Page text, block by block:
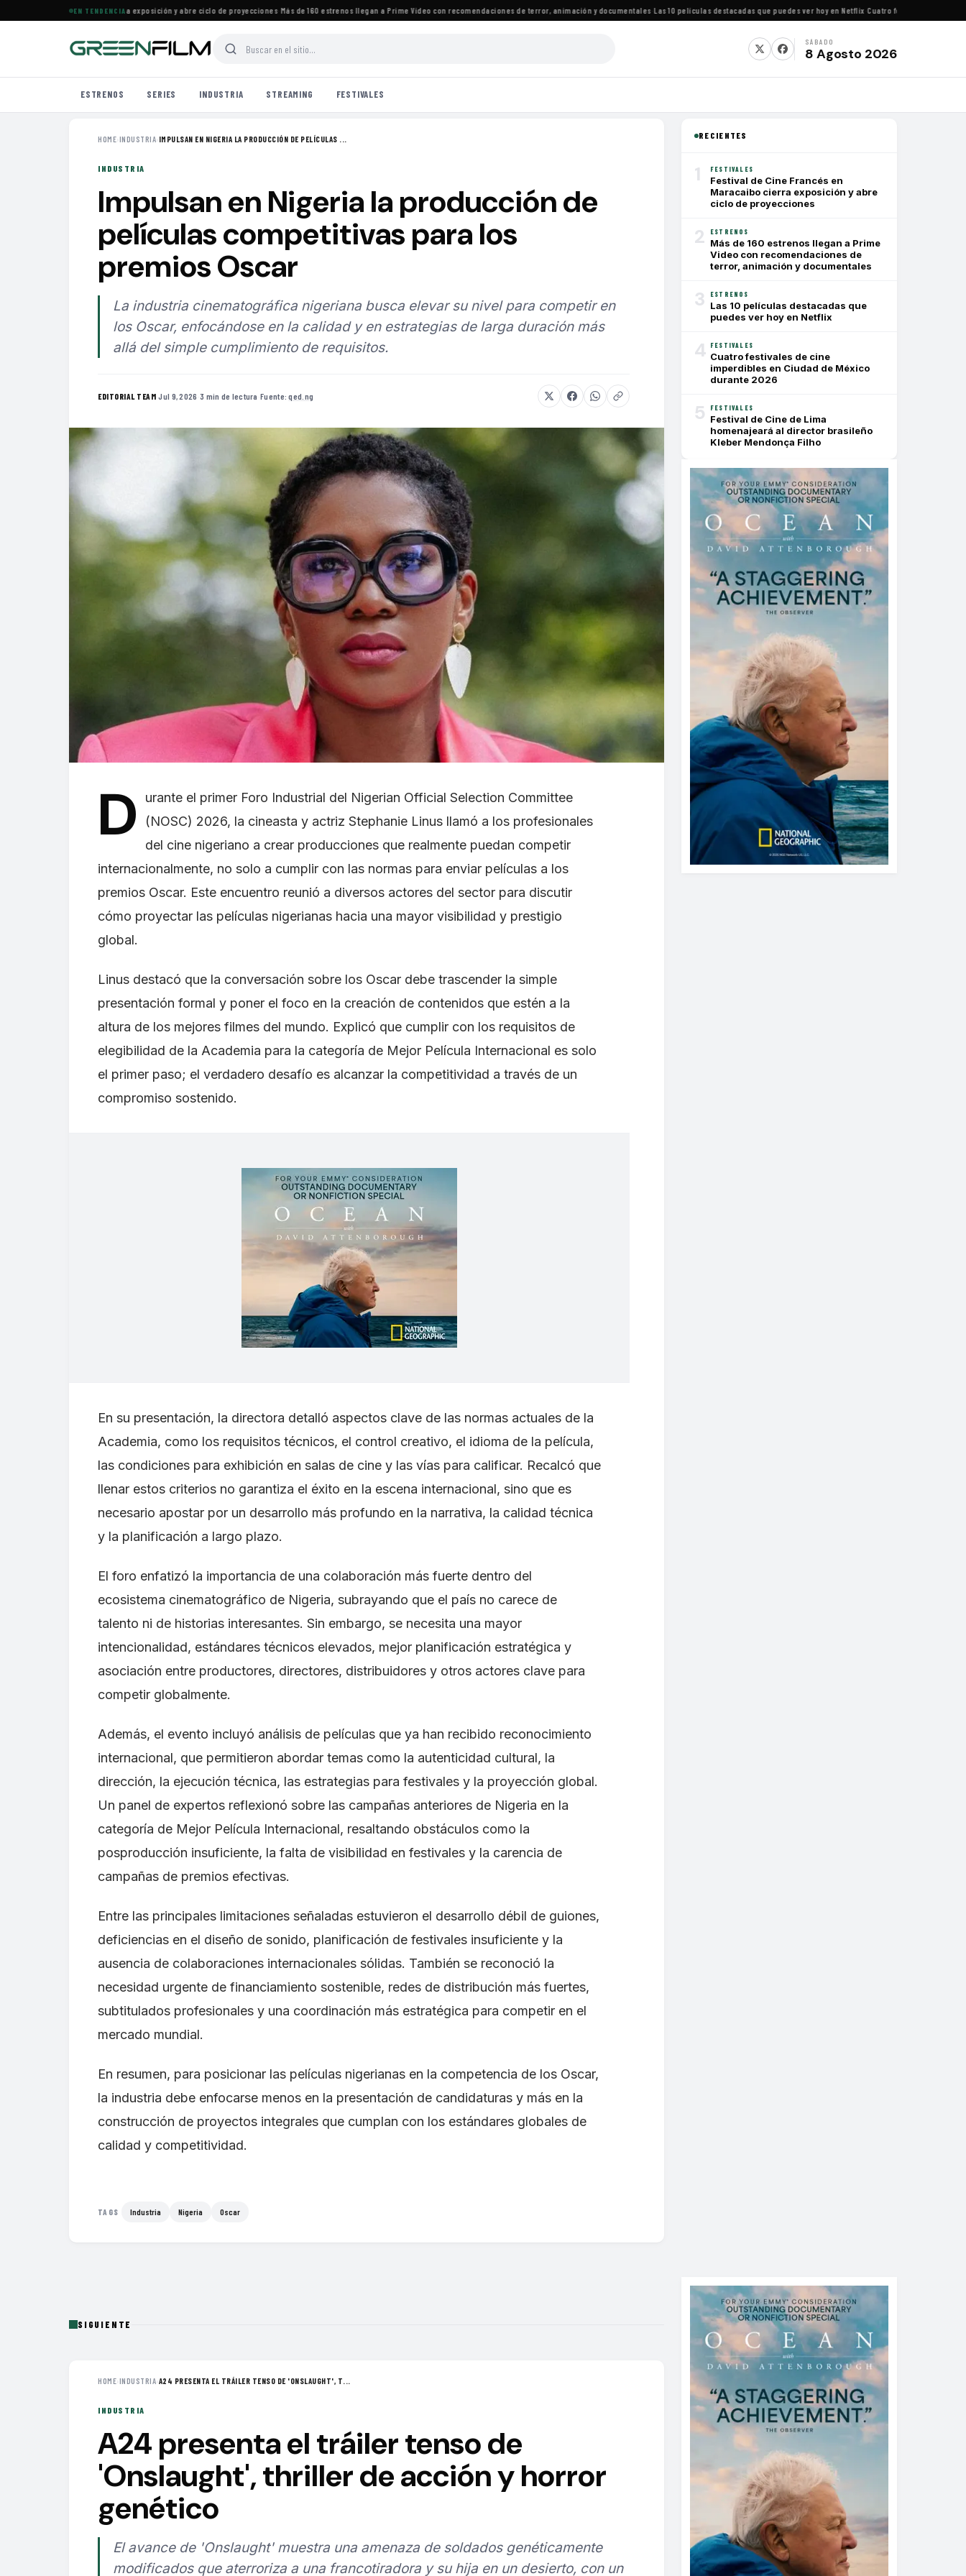
EN TENDENCIA
Francés en Maracaibo cierra exposición y abre ciclo de proyecciones·Más de 160 estrenos llegan a Prime Video con recomendaciones de terror, animación y documentales·Las 10 películas destacadas que puedes ver hoy en Netflix·Cuatro festivales de cine
SÁBADO
8 Agosto 2026
ESTRENOS SERIES INDUSTRIA STREAMING FESTIVALES
HOME›INDUSTRIA› IMPULSAN EN NIGERIA LA PRODUCCIÓN DE PELÍCULAS ...
INDUSTRIA
Impulsan en Nigeria la producción de
películas competitivas para los
premios Oscar
La industria cinematográfica nigeriana busca elevar su nivel para competir en
los Oscar, enfocándose en la calidad y en estrategias de larga duración más
allá del simple cumplimiento de requisitos.
EDITORIAL TEAM·Jul 9, 2026 ·3 min de lectura ·Fuente:qed.ng
D
urante el primer Foro Industrial del Nigerian Official Selection Committee
(NOSC) 2026, la cineasta y actriz Stephanie Linus llamó a los profesionales
del cine nigeriano a crear producciones que realmente puedan competir
internacionalmente, no solo a cumplir con las normas para enviar películas a los
premios Oscar. Este encuentro reunió a diversos actores del sector para discutir
cómo proyectar las películas nigerianas hacia una mayor visibilidad y prestigio
global.
Linus destacó que la conversación sobre los Oscar debe trascender la simple
presentación formal y poner el foco en la creación de contenidos que estén a la
altura de los mejores filmes del mundo. Explicó que cumplir con los requisitos de
elegibilidad de la Academia para la categoría de Mejor Película Internacional es solo
el primer paso; el verdadero desafío es alcanzar la competitividad a través de un
compromiso sostenido.
En su presentación, la directora detalló aspectos clave de las normas actuales de la
Academia, como los requisitos técnicos, el control creativo, el idioma de la película,
las condiciones para exhibición en salas de cine y las vías para calificar. Recalcó que
llenar estos criterios no garantiza el éxito en la escena internacional, sino que es
necesario apostar por un desarrollo más profundo en la narrativa, la calidad técnica
y la planificación a largo plazo.
El foro enfatizó la importancia de una colaboración más fuerte dentro del
ecosistema cinematográfico de Nigeria, subrayando que el país no carece de
talento ni de historias interesantes. Sin embargo, se necesita una mayor
intencionalidad, estándares técnicos elevados, mejor planificación estratégica y
asociación entre productores, directores, distribuidores y otros actores clave para
competir globalmente.
Además, el evento incluyó análisis de películas que ya han recibido reconocimiento
internacional, que permitieron abordar temas como la autenticidad cultural, la
dirección, la ejecución técnica, las estrategias para festivales y la proyección global.
Un panel de expertos reflexionó sobre las campañas anteriores de Nigeria en la
categoría de Mejor Película Internacional, resaltando obstáculos como la
posproducción insuficiente, la falta de visibilidad en festivales y la carencia de
campañas de premios efectivas.
Entre las principales limitaciones señaladas estuvieron el desarrollo débil de guiones,
deficiencias en el diseño de sonido, planificación de festivales insuficiente y la
ausencia de colaboraciones internacionales sólidas. También se reconoció la
necesidad urgente de financiamiento sostenible, redes de distribución más fuertes,
subtitulados profesionales y una coordinación más estratégica para competir en el
mercado mundial.
En resumen, para posicionar las películas nigerianas en la competencia de los Oscar,
la industria debe enfocarse menos en la presentación de candidaturas y más en la
construcción de proyectos integrales que cumplan con los estándares globales de
calidad y competitividad.
TAGS Industria Nigeria Oscar
RECIENTES
1 FESTIVALES
Festival de Cine Francés en
Maracaibo cierra exposición y abre
ciclo de proyecciones
2 ESTRENOS
Más de 160 estrenos llegan a Prime
Video con recomendaciones de
terror, animación y documentales
3 ESTRENOS
Las 10 películas destacadas que
puedes ver hoy en Netflix
4 FESTIVALES
Cuatro festivales de cine
imperdibles en Ciudad de México
durante 2026
5 FESTIVALES
Festival de Cine de Lima
homenajeará al director brasileño
Kleber Mendonça Filho
SIGUIENTE
HOME›INDUSTRIA›A24 PRESENTA EL TRÁILER TENSO DE 'ONSLAUGHT', T...
INDUSTRIA
A24 presenta el tráiler tenso de
'Onslaught', thriller de acción y horror
genético
El avance de 'Onslaught' muestra una amenaza de soldados genéticamente
modificados que aterroriza a una francotiradora y su hija en un desierto, con un